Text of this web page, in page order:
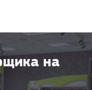
на